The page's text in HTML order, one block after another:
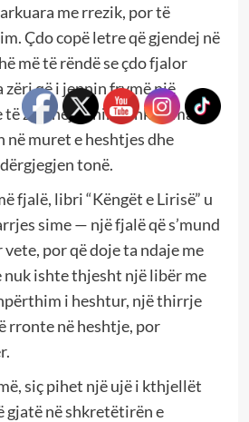
me rrezik, por të
Çdo copë letre që gjendej në
më të rëndë se çdo fjalor
zëri që i jepnin frymë një
zgjohej. Ishin fishkëllima të
muret e heshtjes dhe
tonë.
fjalë, libri “Këngët e Lirisë” u
sime — një fjalë që s’mund
por që doje ta ndaje me
nuk ishte thjesht një libër me
i heshtur, një thirrje
rronte në heshtje, por
siç pihet një ujë i kthjellët
gjatë në shkretëtirën e